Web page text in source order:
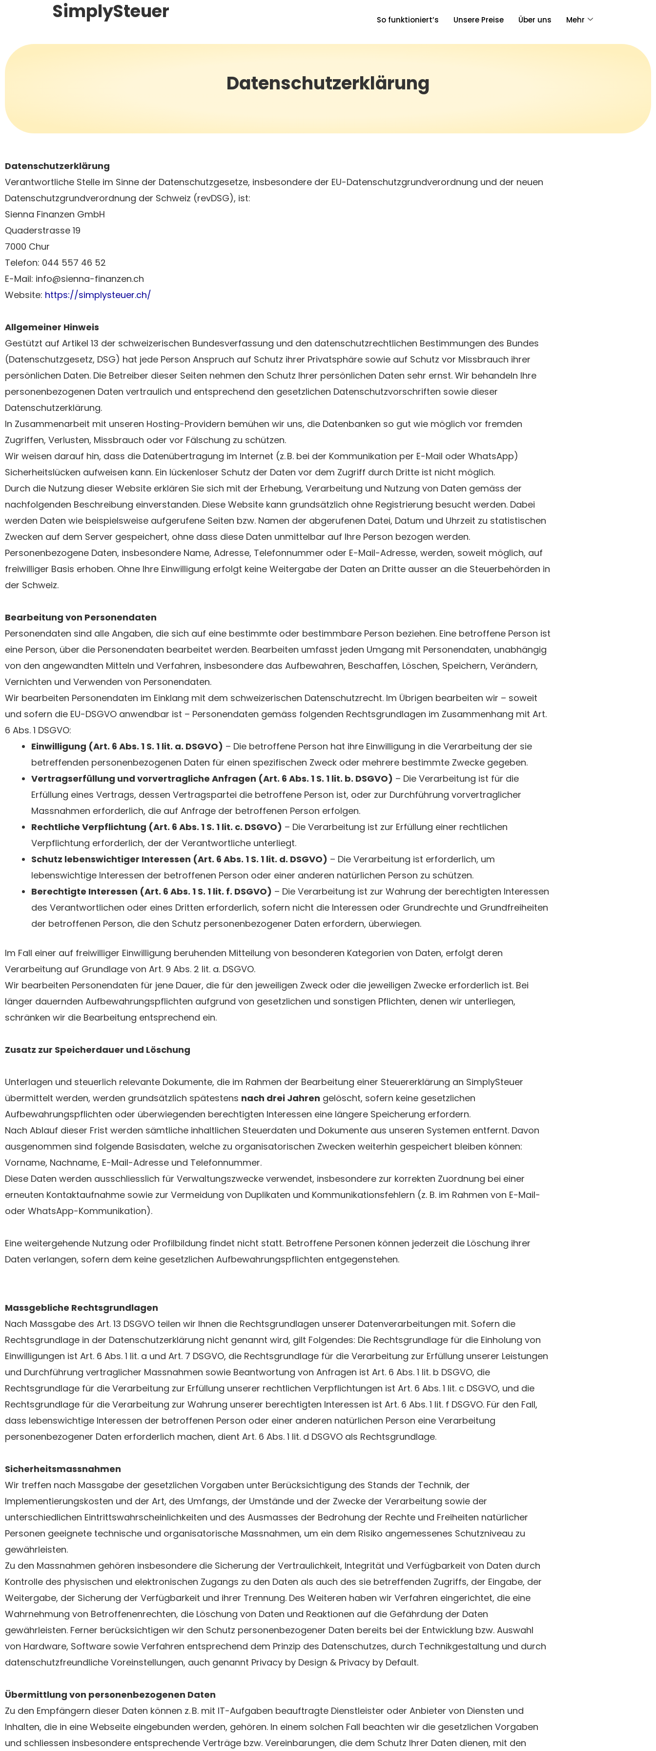
SimplySteuer So funktioniert’s Unsere Preise Über uns Mehr
Datenschutzerklärung
Datenschutzerklärung
Verantwortliche Stelle im Sinne der Datenschutzgesetze, insbesondere der EU-Datenschutzgrundverordnung und der neuen
Datenschutzgrundverordnung der Schweiz (revDSG), ist:
Sienna Finanzen GmbH
Quaderstrasse 19
7000 Chur
Telefon: 044 557 46 52
E-Mail: info@sienna-finanzen.ch
Website: https://simplysteuer.ch/
Allgemeiner Hinweis
Gestützt auf Artikel 13 der schweizerischen Bundesverfassung und den datenschutzrechtlichen Bestimmungen des Bundes
(Datenschutzgesetz, DSG) hat jede Person Anspruch auf Schutz ihrer Privatsphäre sowie auf Schutz vor Missbrauch ihrer
persönlichen Daten. Die Betreiber dieser Seiten nehmen den Schutz Ihrer persönlichen Daten sehr ernst. Wir behandeln Ihre
personenbezogenen Daten vertraulich und entsprechend den gesetzlichen Datenschutzvorschriften sowie dieser
Datenschutzerklärung.
In Zusammenarbeit mit unseren Hosting-Providern bemühen wir uns, die Datenbanken so gut wie möglich vor fremden
Zugriffen, Verlusten, Missbrauch oder vor Fälschung zu schützen.
Wir weisen darauf hin, dass die Datenübertragung im Internet (z. B. bei der Kommunikation per E-Mail oder WhatsApp)
Sicherheitslücken aufweisen kann. Ein lückenloser Schutz der Daten vor dem Zugriff durch Dritte ist nicht möglich.
Durch die Nutzung dieser Website erklären Sie sich mit der Erhebung, Verarbeitung und Nutzung von Daten gemäss der
nachfolgenden Beschreibung einverstanden. Diese Website kann grundsätzlich ohne Registrierung besucht werden. Dabei
werden Daten wie beispielsweise aufgerufene Seiten bzw. Namen der abgerufenen Datei, Datum und Uhrzeit zu statistischen
Zwecken auf dem Server gespeichert, ohne dass diese Daten unmittelbar auf Ihre Person bezogen werden.
Personenbezogene Daten, insbesondere Name, Adresse, Telefonnummer oder E-Mail-Adresse, werden, soweit möglich, auf
freiwilliger Basis erhoben. Ohne Ihre Einwilligung erfolgt keine Weitergabe der Daten an Dritte ausser an die Steuerbehörden in
der Schweiz.
Bearbeitung von Personendaten
Personendaten sind alle Angaben, die sich auf eine bestimmte oder bestimmbare Person beziehen. Eine betroffene Person ist
eine Person, über die Personendaten bearbeitet werden. Bearbeiten umfasst jeden Umgang mit Personendaten, unabhängig
von den angewandten Mitteln und Verfahren, insbesondere das Aufbewahren, Beschaffen, Löschen, Speichern, Verändern,
Vernichten und Verwenden von Personendaten.
Wir bearbeiten Personendaten im Einklang mit dem schweizerischen Datenschutzrecht. Im Übrigen bearbeiten wir – soweit
und sofern die EU-DSGVO anwendbar ist – Personendaten gemäss folgenden Rechtsgrundlagen im Zusammenhang mit Art.
6 Abs. 1 DSGVO:
Einwilligung (Art. 6 Abs. 1 S. 1 lit. a. DSGVO) – Die betroffene Person hat ihre Einwilligung in die Verarbeitung der sie
betreffenden personenbezogenen Daten für einen spezifischen Zweck oder mehrere bestimmte Zwecke gegeben.
Vertragserfüllung und vorvertragliche Anfragen (Art. 6 Abs. 1 S. 1 lit. b. DSGVO) – Die Verarbeitung ist für die
Erfüllung eines Vertrags, dessen Vertragspartei die betroffene Person ist, oder zur Durchführung vorvertraglicher
Massnahmen erforderlich, die auf Anfrage der betroffenen Person erfolgen.
Rechtliche Verpflichtung (Art. 6 Abs. 1 S. 1 lit. c. DSGVO) – Die Verarbeitung ist zur Erfüllung einer rechtlichen
Verpflichtung erforderlich, der der Verantwortliche unterliegt.
Schutz lebenswichtiger Interessen (Art. 6 Abs. 1 S. 1 lit. d. DSGVO) – Die Verarbeitung ist erforderlich, um
lebenswichtige Interessen der betroffenen Person oder einer anderen natürlichen Person zu schützen.
Berechtigte Interessen (Art. 6 Abs. 1 S. 1 lit. f. DSGVO) – Die Verarbeitung ist zur Wahrung der berechtigten Interessen
des Verantwortlichen oder eines Dritten erforderlich, sofern nicht die Interessen oder Grundrechte und Grundfreiheiten
der betroffenen Person, die den Schutz personenbezogener Daten erfordern, überwiegen.
Im Fall einer auf freiwilliger Einwilligung beruhenden Mitteilung von besonderen Kategorien von Daten, erfolgt deren
Verarbeitung auf Grundlage von Art. 9 Abs. 2 lit. a. DSGVO.
Wir bearbeiten Personendaten für jene Dauer, die für den jeweiligen Zweck oder die jeweiligen Zwecke erforderlich ist. Bei
länger dauernden Aufbewahrungspflichten aufgrund von gesetzlichen und sonstigen Pflichten, denen wir unterliegen,
schränken wir die Bearbeitung entsprechend ein.
Zusatz zur Speicherdauer und Löschung
Unterlagen und steuerlich relevante Dokumente, die im Rahmen der Bearbeitung einer Steuererklärung an SimplySteuer
übermittelt werden, werden grundsätzlich spätestens nach drei Jahren gelöscht, sofern keine gesetzlichen
Aufbewahrungspflichten oder überwiegenden berechtigten Interessen eine längere Speicherung erfordern.
Nach Ablauf dieser Frist werden sämtliche inhaltlichen Steuerdaten und Dokumente aus unseren Systemen entfernt. Davon
ausgenommen sind folgende Basisdaten, welche zu organisatorischen Zwecken weiterhin gespeichert bleiben können:
Vorname, Nachname, E-Mail-Adresse und Telefonnummer.
Diese Daten werden ausschliesslich für Verwaltungszwecke verwendet, insbesondere zur korrekten Zuordnung bei einer
erneuten Kontaktaufnahme sowie zur Vermeidung von Duplikaten und Kommunikationsfehlern (z. B. im Rahmen von E-Mail-
oder WhatsApp-Kommunikation).
Eine weitergehende Nutzung oder Profilbildung findet nicht statt. Betroffene Personen können jederzeit die Löschung ihrer
Daten verlangen, sofern dem keine gesetzlichen Aufbewahrungspflichten entgegenstehen.
Massgebliche Rechtsgrundlagen
Nach Massgabe des Art. 13 DSGVO teilen wir Ihnen die Rechtsgrundlagen unserer Datenverarbeitungen mit. Sofern die
Rechtsgrundlage in der Datenschutzerklärung nicht genannt wird, gilt Folgendes: Die Rechtsgrundlage für die Einholung von
Einwilligungen ist Art. 6 Abs. 1 lit. a und Art. 7 DSGVO, die Rechtsgrundlage für die Verarbeitung zur Erfüllung unserer Leistungen
und Durchführung vertraglicher Massnahmen sowie Beantwortung von Anfragen ist Art. 6 Abs. 1 lit. b DSGVO, die
Rechtsgrundlage für die Verarbeitung zur Erfüllung unserer rechtlichen Verpflichtungen ist Art. 6 Abs. 1 lit. c DSGVO, und die
Rechtsgrundlage für die Verarbeitung zur Wahrung unserer berechtigten Interessen ist Art. 6 Abs. 1 lit. f DSGVO. Für den Fall,
dass lebenswichtige Interessen der betroffenen Person oder einer anderen natürlichen Person eine Verarbeitung
personenbezogener Daten erforderlich machen, dient Art. 6 Abs. 1 lit. d DSGVO als Rechtsgrundlage.
Sicherheitsmassnahmen
Wir treffen nach Massgabe der gesetzlichen Vorgaben unter Berücksichtigung des Stands der Technik, der
Implementierungskosten und der Art, des Umfangs, der Umstände und der Zwecke der Verarbeitung sowie der
unterschiedlichen Eintrittswahrscheinlichkeiten und des Ausmasses der Bedrohung der Rechte und Freiheiten natürlicher
Personen geeignete technische und organisatorische Massnahmen, um ein dem Risiko angemessenes Schutzniveau zu
gewährleisten.
Zu den Massnahmen gehören insbesondere die Sicherung der Vertraulichkeit, Integrität und Verfügbarkeit von Daten durch
Kontrolle des physischen und elektronischen Zugangs zu den Daten als auch des sie betreffenden Zugriffs, der Eingabe, der
Weitergabe, der Sicherung der Verfügbarkeit und ihrer Trennung. Des Weiteren haben wir Verfahren eingerichtet, die eine
Wahrnehmung von Betroffenenrechten, die Löschung von Daten und Reaktionen auf die Gefährdung der Daten
gewährleisten. Ferner berücksichtigen wir den Schutz personenbezogener Daten bereits bei der Entwicklung bzw. Auswahl
von Hardware, Software sowie Verfahren entsprechend dem Prinzip des Datenschutzes, durch Technikgestaltung und durch
datenschutzfreundliche Voreinstellungen, auch genannt Privacy by Design & Privacy by Default.
Übermittlung von personenbezogenen Daten
Zu den Empfängern dieser Daten können z. B. mit IT-Aufgaben beauftragte Dienstleister oder Anbieter von Diensten und
Inhalten, die in eine Webseite eingebunden werden, gehören. In einem solchen Fall beachten wir die gesetzlichen Vorgaben
und schliessen insbesondere entsprechende Verträge bzw. Vereinbarungen, die dem Schutz Ihrer Daten dienen, mit den